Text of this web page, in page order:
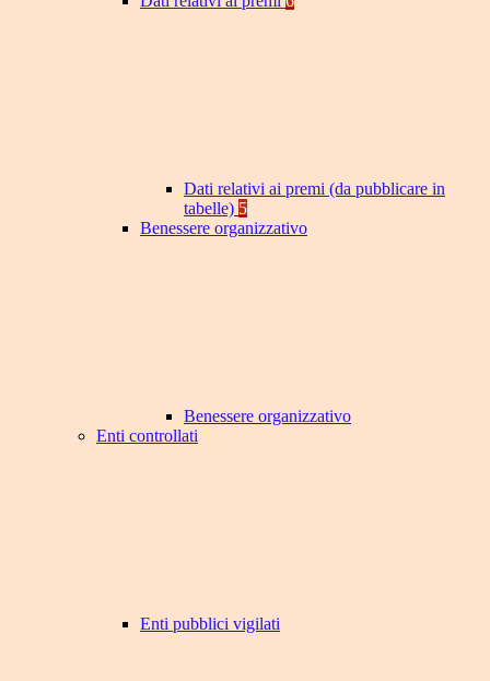
Dati relativi ai premi (da pubblicare in
tabelle) 5
Benessere organizzativo
Benessere organizzativo
Enti controllati
Enti pubblici vigilati